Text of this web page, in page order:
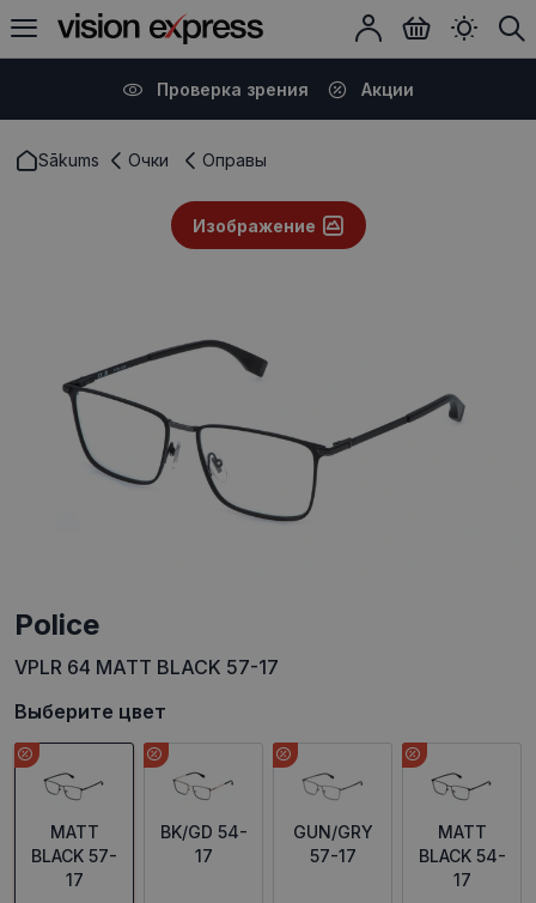
Проверка зрения Акции
Sākums Очки Оправы
Изображение
Police
VPLR 64 MATT BLACK 57-17
Выберите цвет
MATT
BLACK 57-
17
BK/GD 54-
17
GUN/GRY
57-17
MATT
BLACK 54-
17